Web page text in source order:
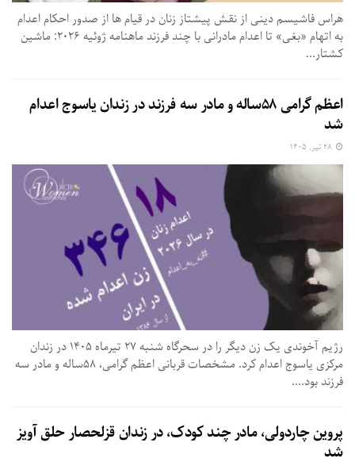
هراس فاشیسم دینی از نقش پیشتاز زنان در قیام ها از صدور احکام اعدام
به اتهام «بغی» تا اعدام مادرانی با چند فرزند ماهنامه ژوئیه ۲۰۲۶: ماشین
کشتار...
اعظم گرامی ۵۸ساله و مادر سه فرزند در زندان یاسوج اعدام
شد
رژیم آخوندی یک زن دیگر را در سحرگاه شنبه ۲۷ تیرماه ۱۴۰۵ در زندان
مرکزی یاسوج اعدام کرد. مشخصات قربانی اعظم گرامی، ۵۸ساله و مادر سه
فرزند بود....
پروین چاردولی، مادر چند کودک، در زندان قزلحصار حلق آویز
شد